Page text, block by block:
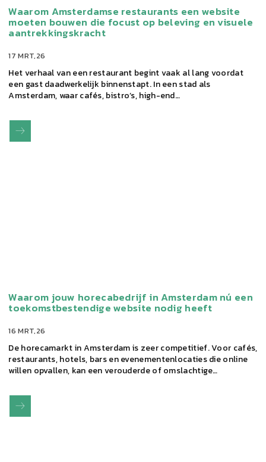
17 MRT,26
Het verhaal van een restaurant begint vaak al lang voordat
een gast daadwerkelijk binnenstapt. In een stad als
Amsterdam, waar cafés, bistro’s, high-end…
Waarom Amsterdamse restaurants een website
moeten bouwen die focust op beleving en visuele
aantrekkingskracht
16 MRT,26
De horecamarkt in Amsterdam is zeer competitief. Voor cafés,
restaurants, hotels, bars en evenementenlocaties die online
willen opvallen, kan een verouderde of omslachtige…
Waarom jouw horecabedrijf in Amsterdam nú een
toekomstbestendige website nodig heeft